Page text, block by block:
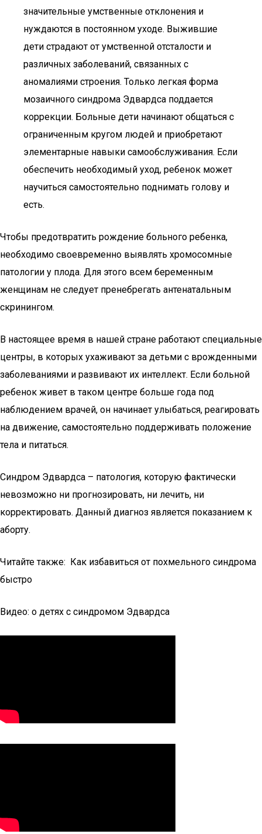
значительные умственные отклонения и
нуждаются в постоянном уходе. Выжившие
дети страдают от умственной отсталости и
различных заболеваний, связанных с
аномалиями строения. Только легкая форма
мозаичного синдрома Эдвардса поддается
коррекции. Больные дети начинают общаться с
ограниченным кругом людей и приобретают
элементарные навыки самообслуживания. Если
обеспечить необходимый уход, ребенок может
научиться самостоятельно поднимать голову и
есть.
Чтобы предотвратить рождение больного ребенка,
необходимо своевременно выявлять хромосомные
патологии у плода. Для этого всем беременным
женщинам не следует пренебрегать антенатальным
скринингом.
В настоящее время в нашей стране работают специальные
центры, в которых ухаживают за детьми с врожденными
заболеваниями и развивают их интеллект. Если больной
ребенок живет в таком центре больше года под
наблюдением врачей, он начинает улыбаться, реагировать
на движение, самостоятельно поддерживать положение
тела и питаться.
Синдром Эдвардса – патология, которую фактически
невозможно ни прогнозировать, ни лечить, ни
корректировать. Данный диагноз является показанием к
аборту.
Читайте также: Как избавиться от похмельного синдрома
быстро
Видео: о детях с синдромом Эдвардса